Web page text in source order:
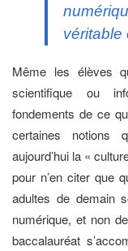
véritable
Même les élèves
scientifique ou
fondements de ce
certaines notions
aujourd’hui la «
pour n’en citer que
adultes de demain
numérique, et non
baccalauréat